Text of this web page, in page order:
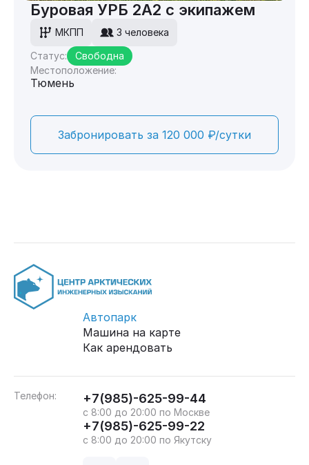
Буровая УРБ 2А2 с экипажем
МКПП
3 человека
Статус:
Свободна
Местоположение:
Тюмень
Забронировать за 120 000 ₽/сутки
Автопарк
Машина на карте
Как арендовать
Телефон: +7(985)-625-99-44
с 8:00 до 20:00 по Москве
+7(985)-625-99-22
с 8:00 до 20:00 по Якутску